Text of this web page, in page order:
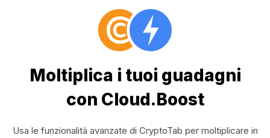
Moltiplica i tuoi guadagni
con Cloud.Boost
Usa le funzionalità avanzate di CryptoTab per moltiplicare in